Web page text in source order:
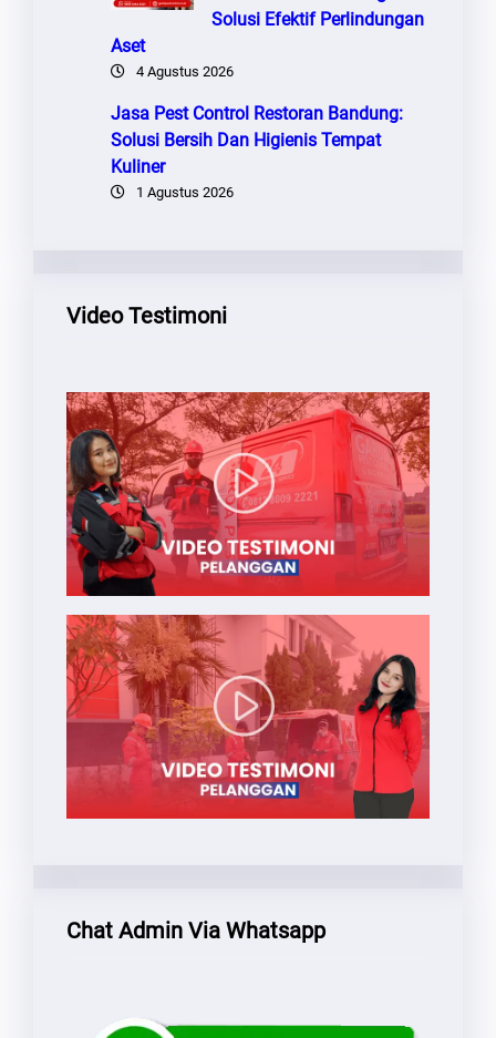
Solusi Efektif Perlindungan
Aset
4 Agustus 2026
Jasa Pest Control Restoran Bandung:
Solusi Bersih Dan Higienis Tempat
Kuliner
1 Agustus 2026
Video Testimoni
Chat Admin Via Whatsapp